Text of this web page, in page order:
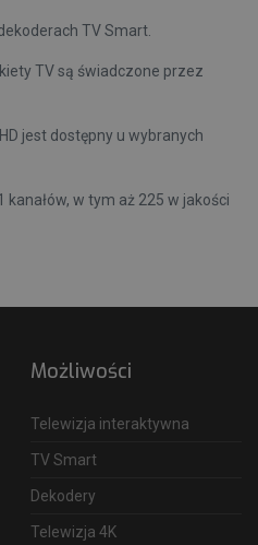
TV Smart.
TV są świadczone przez
jest dostępny u wybranych
w tym aż 225 w jakości
Możliwości
Telewizja interaktywna
TV Smart
Dekodery
Telewizja 4K